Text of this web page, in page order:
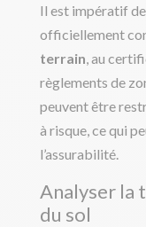
Il est impératif
officiellement
terrain, au
règlements de
peuvent être
à risque, ce qui
l’assurabilité.
Analyser la
du sol